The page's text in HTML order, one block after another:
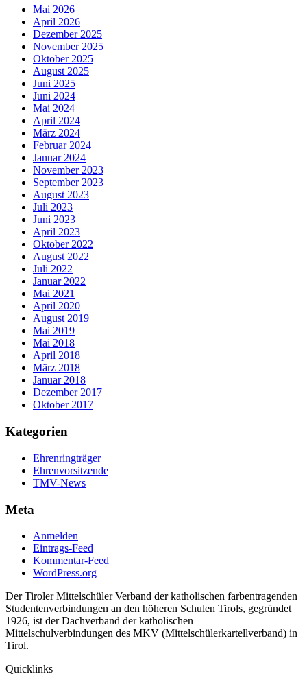
Mai 2026
April 2026
Dezember 2025
November 2025
Oktober 2025
August 2025
Juni 2025
Juni 2024
Mai 2024
April 2024
März 2024
Februar 2024
Januar 2024
November 2023
September 2023
August 2023
Juli 2023
Juni 2023
April 2023
Oktober 2022
August 2022
Juli 2022
Januar 2022
Mai 2021
April 2020
August 2019
Mai 2019
Mai 2018
April 2018
März 2018
Januar 2018
Dezember 2017
Oktober 2017
Kategorien
Ehrenringträger
Ehrenvorsitzende
TMV-News
Meta
Anmelden
Eintrags-Feed
Kommentar-Feed
WordPress.org
Der Tiroler Mittelschüler Verband der katholischen farbentragenden
Studentenverbindungen an den höheren Schulen Tirols, gegründet
1926, ist der Dachverband der katholischen
Mittelschulverbindungen des MKV (Mittelschülerkartellverband) in
Tirol.
Quicklinks